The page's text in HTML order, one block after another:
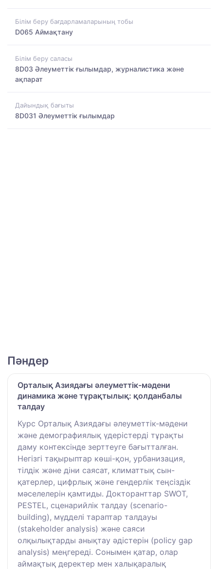
Білім беру бағдарламаларының тобы
D065 Аймақтану
Білім беру саласы
8D03 Әлеуметтік ғылымдар, журналистика және
ақпарат
Дайындық бағыты
8D031 Әлеуметтік ғылымдар
Пәндер
Орталық Азиядағы әлеуметтік-мәдени
динамика және тұрақтылық: қолданбалы
талдау
Курс Орталық Азиядағы әлеуметтік-мәдени
және демографиялық үдерістерді тұрақты
даму контексінде зерттеуге бағытталған.
Негізгі тақырыптар көші-қон, урбанизация,
тілдік және діни саясат, климаттық сын-
қатерлер, цифрлық және гендерлік теңсіздік
мәселелерін қамтиды. Докторанттар SWOT,
PESTEL, сценарийлік талдау (scenario-
building), мүдделі тараптар талдауы
(stakeholder analysis) және саяси
олқылықтарды анықтау әдістерін (policy gap
analysis) меңгереді. Сонымен қатар, олар
аймақтық деректер мен халықаралық